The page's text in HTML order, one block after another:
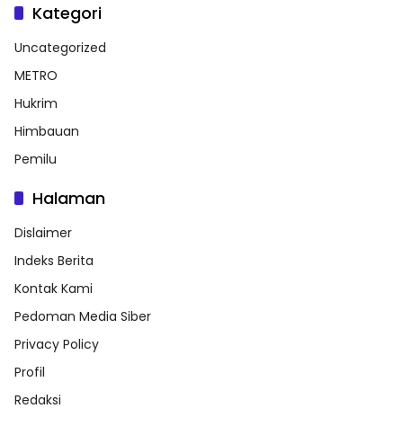
Kategori
Uncategorized
METRO
Hukrim
Himbauan
Pemilu
Halaman
Dislaimer
Indeks Berita
Kontak Kami
Pedoman Media Siber
Privacy Policy
Profil
Redaksi